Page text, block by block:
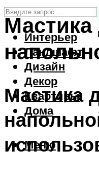
Интерьер
Ландшафт
Дизайн
Декор
Квартиры
Дома
Меню
Мастика